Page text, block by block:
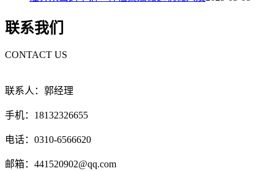
联系我们
CONTACT US
联系人：郭经理
手机：18132326655
电话：0310-6566620
邮箱：441520902@qq.com